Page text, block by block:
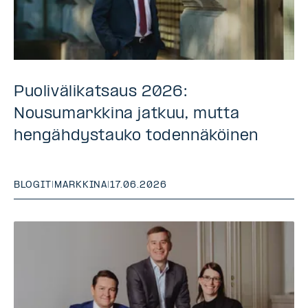
Puolivälikatsaus 2026:
Nousumarkkina jatkuu, mutta
hengähdystauko todennäköinen
BLOGIT | MARKKINA|17.06.2026